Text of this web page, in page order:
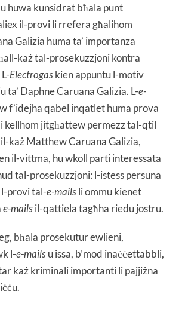
huwa kunsidrat bħala punt
il-provi li rrefera għalihom
Galizia huma ta’ importanza
każ tal-prosekuzzjoni kontra
Electrogaskien appuntu l-motiv
ta’ Daphne Caruana Galizia. L-e-
f’idejha qabel inqatlet huma prova
kellhom jitgħattew permezz tal-qtil
il-każ Matthew Caruana Galizia,
il-vittma, hu wkoll parti interessata
tal-prosekuzzjoni: l-istess persuna
l-provi tal-e-mailsli ommu kienet
e-mailsil-qattiela tagħha riedu jostru.
bħala prosekutur ewlieni,
l-e-mailsu issa, b’mod inaċċettabbli,
każ kriminali importanti li pajjiżna